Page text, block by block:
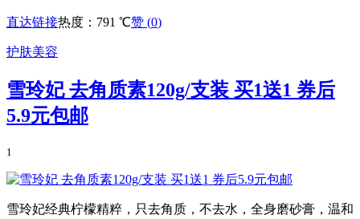
直达链接热度：791 ℃赞 (0)
护肤美容
雪玲妃 去角质素120g/支装 买1送1 券后
5.9元包邮
1
雪玲妃经典柠檬精粹，只去角质，不去水，全身磨砂膏，温和